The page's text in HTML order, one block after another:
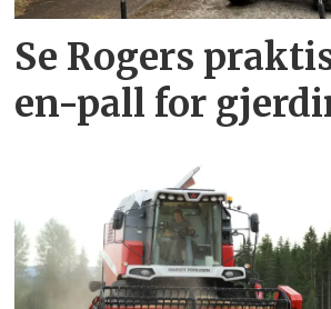
Se Rogers
en-pall for